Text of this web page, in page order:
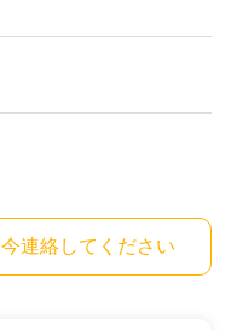
今連絡してください